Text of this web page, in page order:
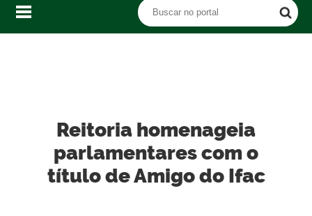
Buscar no portal
Reitoria homenageia
parlamentares com o
título de Amigo do Ifac